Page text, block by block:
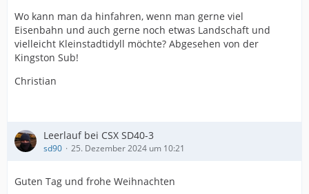
Wo kann man da hinfahren, wenn man gerne viel
Eisenbahn und auch gerne noch etwas Landschaft und
vielleicht Kleinstadtidyll möchte? Abgesehen von der
Kingston Sub!
Christian
Leerlauf bei CSX SD40-3
sd90 25. Dezember 2024 um 10:21
Guten Tag und frohe Weihnachten